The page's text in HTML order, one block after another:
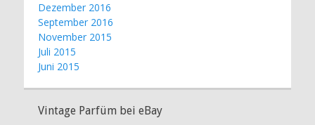
Dezember 2016
September 2016
November 2015
Juli 2015
Juni 2015
Vintage Parfüm bei eBay